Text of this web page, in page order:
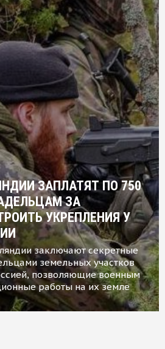
ЗАПЛАТЯТ ПО 750
ЗА
УКРЕПЛЕНИЯ У
заключают секретные
земельных участков
позволяющие военным
работы на их земле